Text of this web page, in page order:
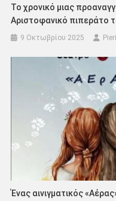
Το χρονικό μιας
Αριστοφανικό πιπεράτο
9 Οκτωβρίου 2025
Ένας αινιγματικός